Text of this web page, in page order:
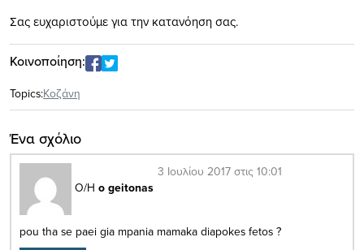
Σας ευχαριστούμε για την κατανόηση σας.
Κοινοποίηση:
Topics:Κοζάνη
Ένα σχόλιο
Ο/Η o geitonas
3 Ιουλίου 2017 στις 10:01
pou tha se paei gia mpania mamaka diapokes fetos ?